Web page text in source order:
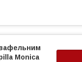
вафельним
Monica